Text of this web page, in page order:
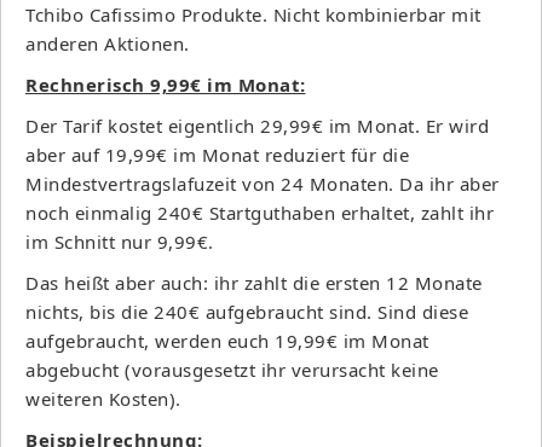
Tchibo Cafissimo Produkte. Nicht kombinierbar mit
anderen Aktionen.
Rechnerisch 9,99€ im Monat:
Der Tarif kostet eigentlich 29,99€ im Monat. Er wird
aber auf 19,99€ im Monat reduziert für die
Mindestvertragslafuzeit von 24 Monaten. Da ihr aber
noch einmalig 240€ Startguthaben erhaltet, zahlt ihr
im Schnitt nur 9,99€.
Das heißt aber auch: ihr zahlt die ersten 12 Monate
nichts, bis die 240€ aufgebraucht sind. Sind diese
aufgebraucht, werden euch 19,99€ im Monat
abgebucht (vorausgesetzt ihr verursacht keine
weiteren Kosten).
Beispielrechnung: